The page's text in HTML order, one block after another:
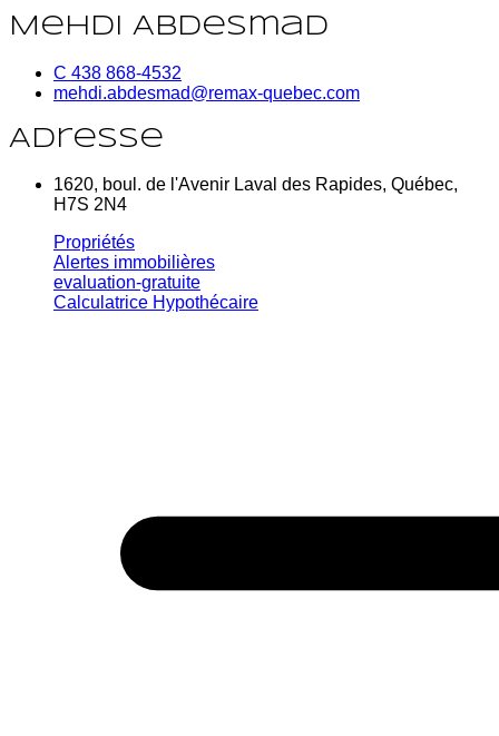
Mehdi Abdesmad
C 438 868-4532
mehdi.abdesmad@remax-quebec.com
Adresse
1620, boul. de l'Avenir Laval des Rapides, Québec,
H7S 2N4
Propriétés
Alertes immobilières
evaluation-gratuite
Calculatrice Hypothécaire